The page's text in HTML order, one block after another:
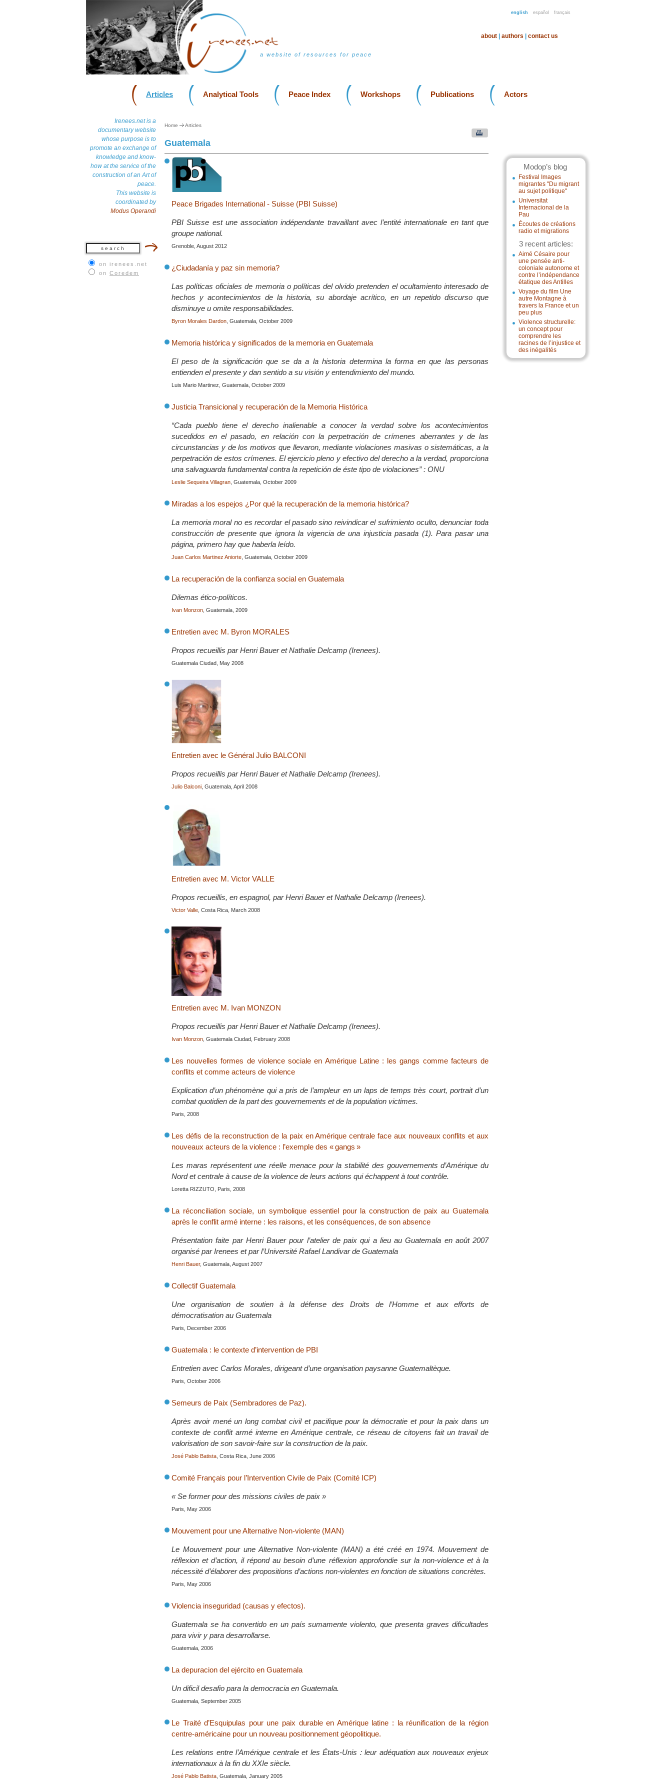
english español français
a website of resources for peace
about authors contact us
Articles Analytical Tools Peace Index Workshops Publications Actors
Irenees.net is a
documentary website
whose purpose is to
promote an exchange of
knowledge and know-
how at the service of the
construction of an Art of
peace.
This website is
coordinated by
Modus Operandi
on irenees.net
on Coredem
Modop’s blog
Festival Images
migrantes "Du migrant
au sujet politique"
Universitat
Internacional de la
Pau
Écoutes de créations
radio et migrations
3 recent articles:
Aimé Césaire pour
une pensée anti-
coloniale autonome et
contre l’indépendance
étatique des Antilles
Voyage du film Une
autre Montagne à
travers la France et un
peu plus
Violence structurelle:
un concept pour
comprendre les
racines de l’injustice et
des inégalités
Home Articles
Guatemala
Peace Brigades International - Suisse (PBI Suisse)
PBI Suisse est une association indépendante travaillant avec l’entité internationale en tant que
groupe national.
Grenoble, August 2012
¿Ciudadanía y paz sin memoria?
Las políticas oficiales de memoria o políticas del olvido pretenden el ocultamiento interesado de
hechos y acontecimientos de la historia, su abordaje acrítico, en un repetido discurso que
disminuye u omite responsabilidades.
Byron Morales Dardon , Guatemala, October 2009
Memoria histórica y significados de la memoria en Guatemala
El peso de la significación que se da a la historia determina la forma en que las personas
entienden el presente y dan sentido a su visión y entendimiento del mundo.
Luis Mario Martinez, Guatemala, October 2009
Justicia Transicional y recuperación de la Memoria Histórica
“Cada pueblo tiene el derecho inalienable a conocer la verdad sobre los acontecimientos
sucedidos en el pasado, en relación con la perpetración de crímenes aberrantes y de las
circunstancias y de los motivos que llevaron, mediante violaciones masivas o sistemáticas, a la
perpetración de estos crímenes. El ejercicio pleno y efectivo del derecho a la verdad, proporciona
una salvaguarda fundamental contra la repetición de éste tipo de violaciones” : ONU
Leslie Sequeira Villagran , Guatemala, October 2009
Miradas a los espejos ¿Por qué la recuperación de la memoria histórica?
La memoria moral no es recordar el pasado sino reivindicar el sufrimiento oculto, denunciar toda
construcción de presente que ignora la vigencia de una injusticia pasada (1). Para pasar una
página, primero hay que haberla leído.
Juan Carlos Martinez Aniorte , Guatemala, October 2009
La recuperación de la confianza social en Guatemala
Dilemas ético-políticos.
Ivan Monzon , Guatemala, 2009
Entretien avec M. Byron MORALES
Propos recueillis par Henri Bauer et Nathalie Delcamp (Irenees).
Guatemala Ciudad, May 2008
Entretien avec le Général Julio BALCONI
Propos recueillis par Henri Bauer et Nathalie Delcamp (Irenees).
Julio Balconi , Guatemala, April 2008
Entretien avec M. Victor VALLE
Propos recueillis, en espagnol, par Henri Bauer et Nathalie Delcamp (Irenees).
Victor Valle , Costa Rica, March 2008
Entretien avec M. Ivan MONZON
Propos recueillis par Henri Bauer et Nathalie Delcamp (Irenees).
Ivan Monzon , Guatemala Ciudad, February 2008
Les nouvelles formes de violence sociale en Amérique Latine : les gangs comme facteurs de
conflits et comme acteurs de violence
Explication d’un phénomène qui a pris de l’ampleur en un laps de temps très court, portrait d’un
combat quotidien de la part des gouvernements et de la population victimes.
Paris, 2008
Les défis de la reconstruction de la paix en Amérique centrale face aux nouveaux conflits et aux
nouveaux acteurs de la violence : l’exemple des « gangs »
Les maras représentent une réelle menace pour la stabilité des gouvernements d’Amérique du
Nord et centrale à cause de la violence de leurs actions qui échappent à tout contrôle.
Loretta RIZZUTO, Paris, 2008
La réconciliation sociale, un symbolique essentiel pour la construction de paix au Guatemala
après le conflit armé interne : les raisons, et les conséquences, de son absence
Présentation faite par Henri Bauer pour l’atelier de paix qui a lieu au Guatemala en août 2007
organisé par Irenees et par l’Université Rafael Landivar de Guatemala
Henri Bauer, Guatemala, August 2007
Collectif Guatemala
Une organisation de soutien à la défense des Droits de l’Homme et aux efforts de
démocratisation au Guatemala
Paris, December 2006
Guatemala : le contexte d’intervention de PBI
Entretien avec Carlos Morales, dirigeant d’une organisation paysanne Guatemaltèque.
Paris, October 2006
Semeurs de Paix (Sembradores de Paz).
Après avoir mené un long combat civil et pacifique pour la démocratie et pour la paix dans un
contexte de conflit armé interne en Amérique centrale, ce réseau de citoyens fait un travail de
valorisation de son savoir-faire sur la construction de la paix.
José Pablo Batista , Costa Rica, June 2006
Comité Français pour l’Intervention Civile de Paix (Comité ICP)
« Se former pour des missions civiles de paix »
Paris, May 2006
Mouvement pour une Alternative Non-violente (MAN)
Le Mouvement pour une Alternative Non-violente (MAN) a été créé en 1974. Mouvement de
réflexion et d’action, il répond au besoin d’une réflexion approfondie sur la non-violence et à la
nécessité d’élaborer des propositions d’actions non-violentes en fonction de situations concrètes.
Paris, May 2006
Violencia inseguridad (causas y efectos).
Guatemala se ha convertido en un país sumamente violento, que presenta graves dificultades
para vivir y para desarrollarse.
Guatemala, 2006
La depuracion del ejército en Guatemala
Un dificil desafio para la democracia en Guatemala.
Guatemala, September 2005
Le Traité d’Esquipulas pour une paix durable en Amérique latine : la réunification de la région
centre-américaine pour un nouveau positionnement géopolitique.
Les relations entre l’Amérique centrale et les États-Unis : leur adéquation aux nouveaux enjeux
internationaux à la fin du XXIe siècle.
José Pablo Batista , Guatemala, January 2005